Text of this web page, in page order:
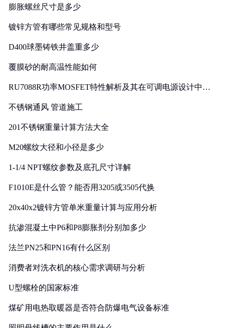
膨胀螺丝尺寸是多少
镀锌方管有哪些常见规格和型号
D400球墨铸铁井盖重多少
覆膜砂的耐高温性能如何
RU7088R功率MOSFET特性解析及其在可调电源设计中的
不锈钢通风 管道施工
201不锈钢重量计算方法大全
M20螺纹大径和小径是多少
1-1/4 NPT螺纹参数及底孔尺寸详解
F1010E是什么管？能否用3205或3505代换
20x40x2镀锌方管单米重量计算与应用分析
抗渗混凝土中P6和P8膨胀剂分别加多少
法兰PN25和PN16有什么区别
消费者对洗衣机的核心需求调研与分析
U型螺栓的国家标准
煤矿用电热取暖器是否符合防爆电气设备标准